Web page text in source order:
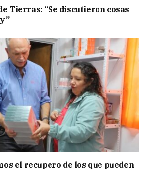
Tierras: “Se discutieron cosas
el recupero de los que pueden